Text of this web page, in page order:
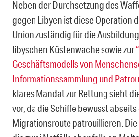
Neben der Durchsetzung des
gegen Libyen ist diese Operation
Union zuständig für die
libyschen Küstenwache sowie zur
Geschäftsmodells von
Informationssammlung und
klares Mandat zur Rettung sieht
vor, da die Schiffe bewusst
Migrationsroute patrouillieren. Die